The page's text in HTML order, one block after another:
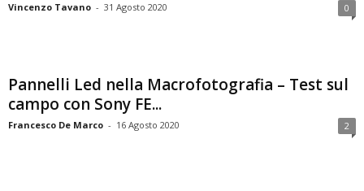
Vincenzo Tavano - 31 Agosto 2020 0
Pannelli Led nella Macrofotografia – Test sul
campo con Sony FE...
Francesco De Marco - 16 Agosto 2020 2